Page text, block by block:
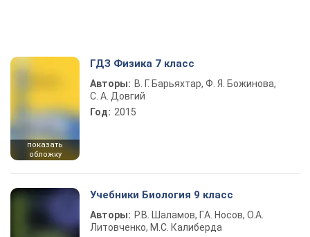
показать
обложку
ГДЗ Физика 7 класс
Авторы: В. Г. Барьяхтар, Ф. Я. Божинова,
С. А. Довгий
Год: 2015
Учебники Биология 9 класс
Авторы: Р.В. Шаламов, Г.А. Носов, О.А.
Литовченко, М.С. Калиберда